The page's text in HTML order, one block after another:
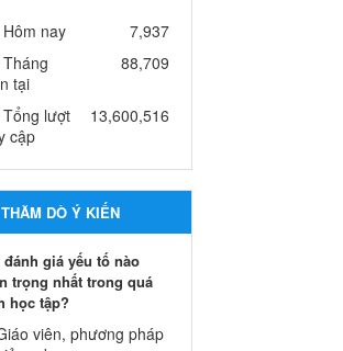
các hoạt động hè
học sinh năm 2024
các hoạt động hè cho
sinh năm 2024
ban hành: 24/05/2024
phong trào trồng
trong ngành Giáo
Đào tạo năm 2024
phong trào trồng cây
trong ngành Giáo dục và
năm 2024
ban hành: 16/05/2024
Hôm nay
7,937
Tháng
tại
88,709
Tổng lượt
cập
13,600,516
THĂM DÒ Ý KIẾN
đánh giá yếu tố nào
trọng nhất trong quá
học tập?
viên, phương pháp